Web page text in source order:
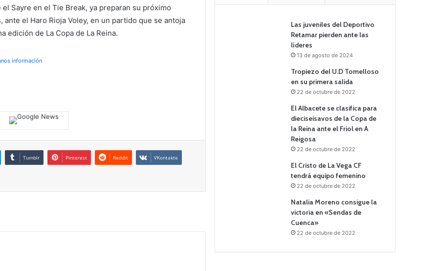
Sayre en el Tie Break, ya preparan su próximo
el Haro Rioja Voley, en un partido que se antoja
edición de La Copa de La Reina.
información
Tumblr Pinterest Reddit VKontakte
Las juveniles del Deportivo
Retamar pierden ante las
líderes
13 de agosto de 2024
Tropiezo del U.D Tomelloso
en su primera salida
22 de octubre de 2022
El Albacete se clasifica para
dieciseisavos de la Copa de
la Reina ante el Friol en A
Reigosa
22 de octubre de 2022
El Cristo de La Vega CF
tendrá equipo femenino
22 de octubre de 2022
Natalia Moreno consigue la
victoria en «Sendas de
Cuenca»
22 de octubre de 2022